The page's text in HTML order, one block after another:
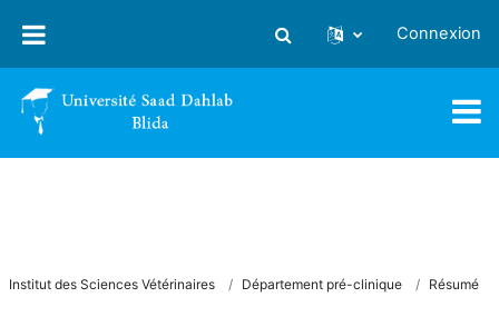
Activer/désactiver la saisie
Connexion
Institut des Sciences Vétérinaires Département pré-clinique Résumé